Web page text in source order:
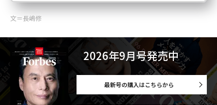
文＝長嶋修
2026年9月号発売中
最新号の購入はこちらから